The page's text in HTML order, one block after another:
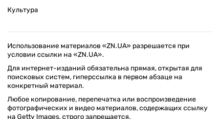
Культура
Использование материалов «ZN.UA» разрешается при
условии ссылки на «ZN.UA».
Для интернет-изданий обязательна прямая, открытая для
поисковых систем, гиперссылка в первом абзаце на
конкретный материал.
Любое копирование, перепечатка или воспроизведение
фотографических и видео материалов, содержащих ссылку
на Getty Images, строго запрещается.